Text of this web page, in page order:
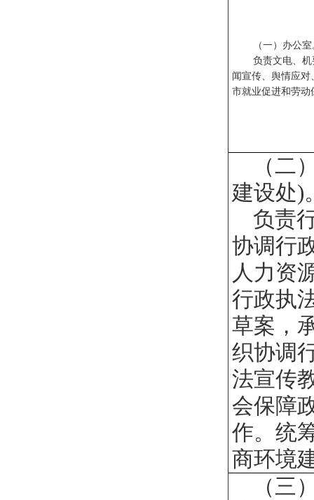
（一）办公
负责文电、
闻宣传、舆情应
市就业促进和劳动
（二
建设
负责
协调行
人力资
行政执
草案，
织协调
法宣传
会保障
作。统
商环境
（